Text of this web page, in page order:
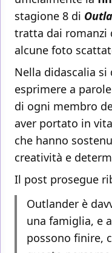
stagione 8 di
tratta dai romanzi
alcune foto
Nella didascalia
esprimere a
di ogni membro
aver portato in
che hanno
creatività e
Il post prosegue
Outlander è
una famiglia, e
possono finire,